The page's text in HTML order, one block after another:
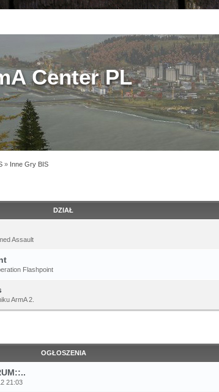
Center PL
» Inne Gry BIS
DZIAŁ
Assault
Flashpoint
ArmA 2.
OGŁOSZENIA
21:03